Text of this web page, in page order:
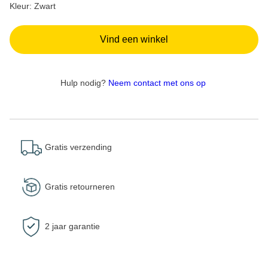
Kleur: Zwart
Vind een winkel
Hulp nodig? Neem contact met ons op
Gratis verzending
Gratis retourneren
2 jaar garantie